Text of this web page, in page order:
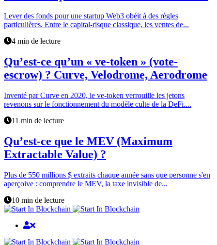
Lever des fonds pour une startup Web3 obéit à des règles
particulières. Entre le capital-risque classique, les ventes de...
4 min de lecture
Qu’est-ce qu’un « ve-token » (vote-
escrow) ? Curve, Velodrome, Aerodrome
Inventé par Curve en 2020, le ve-token verrouille les jetons
revenons sur le fonctionnement du modèle culte de la DeFi....
11 min de lecture
Qu’est-ce que le MEV (Maximum
Extractable Value) ?
Plus de 550 millions $ extraits chaque année sans que personne s'en
aperçoive : comprendre le MEV, la taxe invisible de...
10 min de lecture